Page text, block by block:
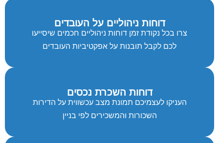
דוחות ניהוליים על העובדים
צרו בכל נקודת זמן דוחות ניהוליים חכמים שיסייעו
לכם לקבל תובנות על אפקטיביות העובדים
דוחות השכרת נכסים
העניקו לעצמיכם תמונת מצב עכשווית על הדירות
השכורות והמשכירים לפי בניין